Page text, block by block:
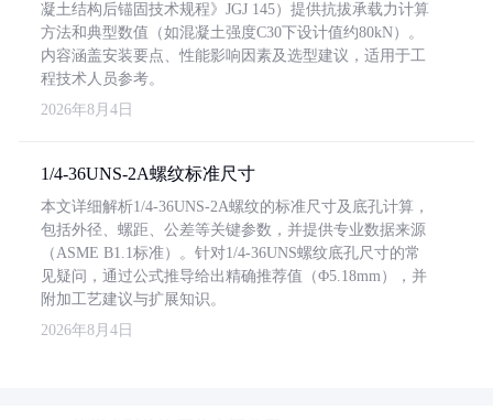
凝土结构后锚固技术规程》JGJ 145）提供抗拔承载力计算
方法和典型数值（如混凝土强度C30下设计值约80kN）。
内容涵盖安装要点、性能影响因素及选型建议，适用于工
程技术人员参考。
2026年8月4日
1/4-36UNS-2A螺纹标准尺寸
本文详细解析1/4-36UNS-2A螺纹的标准尺寸及底孔计算，
包括外径、螺距、公差等关键参数，并提供专业数据来源
（ASME B1.1标准）。针对1/4-36UNS螺纹底孔尺寸的常
见疑问，通过公式推导给出精确推荐值（Φ5.18mm），并
附加工艺建议与扩展知识。
2026年8月4日